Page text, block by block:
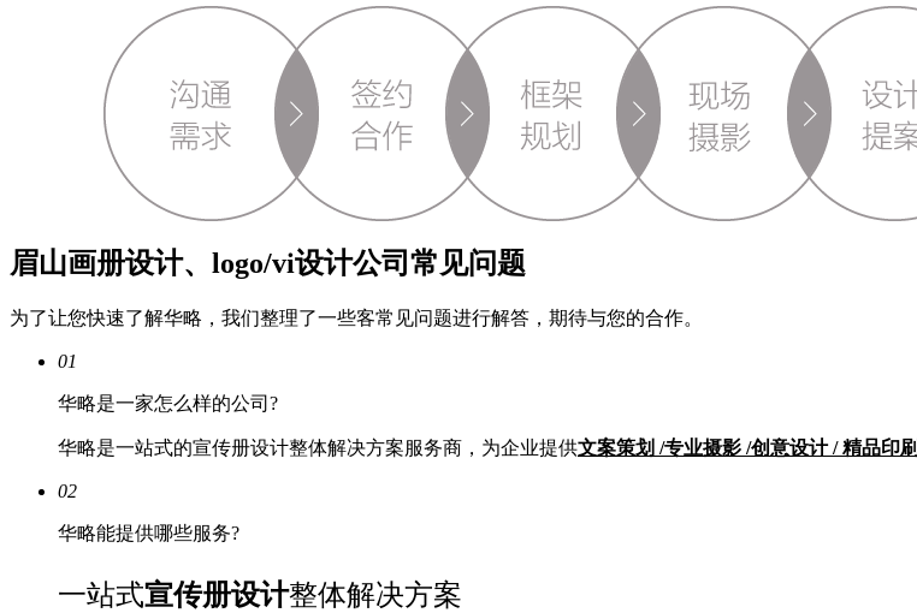
眉山画册设计、logo/vi设计公司常见问题
为了让您快速了解华略，我们整理了一些客常见问题进行解答，期待与您的合作。
01
华略是一家怎么样的公司?
华略是一站式的宣传册设计整体解决方案服务商，为企业提供文案策划 /专业摄影 /创意设计 / 精品印刷
02
华略能提供哪些服务?
一站式宣传册设计整体解决方案